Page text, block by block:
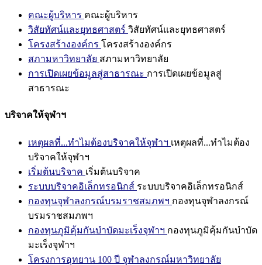
คณะผู้บริหาร คณะผู้บริหาร
วิสัยทัศน์และยุทธศาสตร์ วิสัยทัศน์และยุทธศาสตร์
โครงสร้างองค์กร โครงสร้างองค์กร
สภามหาวิทยาลัย สภามหาวิทยาลัย
การเปิดเผยข้อมูลสู่สาธารณะ การเปิดเผยข้อมูลสู่
สาธารณะ
บริจาคให้จุฬาฯ
เหตุผลที่...ทำไมต้องบริจาคให้จุฬาฯ เหตุผลที่...ทำไมต้อง
บริจาคให้จุฬาฯ
เริ่มต้นบริจาค เริ่มต้นบริจาค
ระบบบริจาคอิเล็กทรอนิกส์ ระบบบริจาคอิเล็กทรอนิกส์
กองทุนจุฬาลงกรณ์บรมราชสมภพฯ กองทุนจุฬาลงกรณ์
บรมราชสมภพฯ
กองทุนภูมิคุ้มกันบำบัดมะเร็งจุฬาฯ กองทุนภูมิคุ้มกันบำบัด
มะเร็งจุฬาฯ
โครงการอุทยาน 100 ปี จุฬาลงกรณ์มหาวิทยาลัย